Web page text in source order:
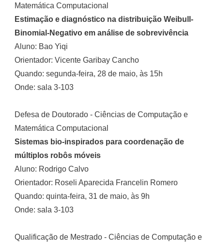
Matemática Computacional
Estimação e diagnóstico na distribuição Weibull-
Binomial-Negativo em análise de sobrevivência
Aluno: Bao Yiqi
Orientador: Vicente Garibay Cancho
Quando: segunda-feira, 28 de maio, às 15h
Onde: sala 3-103
Defesa de Doutorado - Ciências de Computação e
Matemática Computacional
Sistemas bio-inspirados para coordenação de
múltiplos robôs móveis
Aluno: Rodrigo Calvo
Orientador: Roseli Aparecida Francelin Romero
Quando: quinta-feira, 31 de maio, às 9h
Onde: sala 3-103
Qualificação de Mestrado - Ciências de Computação e